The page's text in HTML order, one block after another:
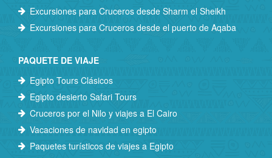
Excursiones para Cruceros desde Sharm el Sheikh
Excursiones para Cruceros desde el puerto de Aqaba
PAQUETE DE VIAJE
Egipto Tours Clásicos
Egipto desierto Safari Tours
Cruceros por el Nilo y viajes a El Cairo
Vacaciones de navidad en egipto
Paquetes turísticos de viajes a Egipto